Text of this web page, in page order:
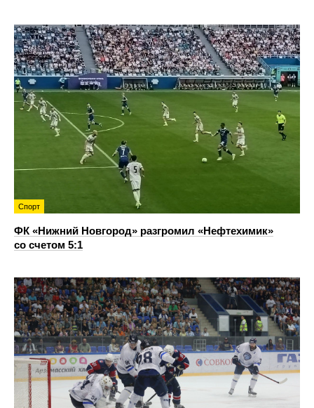
Спорт
ФК «Нижний Новгород» разгромил «Нефтехимик»
со счетом 5:1